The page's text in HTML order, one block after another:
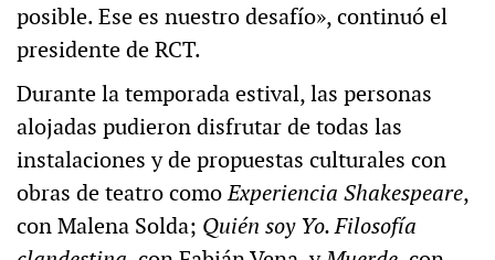
posible. Ese es nuestro desafío», continuó el
presidente de RCT.
Durante la temporada estival, las personas
alojadas pudieron disfrutar de todas las
instalaciones y de propuestas culturales con
obras de teatro comoExperiencia Shakespeare,
con Malena Solda; Quién soy Yo. Filosofía